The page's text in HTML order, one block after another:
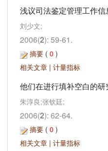
浅议司法鉴定管理工作信
刘少文;
2006(2): 59-61.
摘要 ( 0 )
相关文章 | 计量指标
他们在进行填补空白的
朱淳良;张钦廷;
2006(2): 62-64.
摘要 ( 0 )
相关文章 | 计量指标